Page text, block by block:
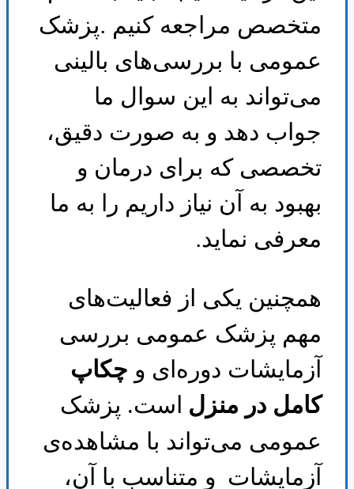
متخصص مراجعه کنیم .پزشک
عمومی با بررسی‌های بالینی
می‌تواند به این سوال ما
جواب دهد و به صورت دقیق،
تخصصی که برای درمان و
بهبود به آن نیاز داریم را به ما
معرفی نماید.
همچنین یکی از فعالیت‌های
مهم پزشک عمومی بررسی
آزمایشات دوره‌ای و چکاپ
کامل در منزل است. پزشک
عمومی می‌تواند با مشاهده‌ی
آزمایشات و متناسب با آن،